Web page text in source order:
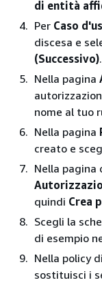
di entità
Per Caso
discesa e
(Successivo).
Nella pagina
nome al tuo
Nella pagina
creato e
Nella pagina
quindi Crea
Scegli la
di esempio
Nella policy
sostituisci i